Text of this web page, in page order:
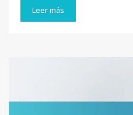
Leer más